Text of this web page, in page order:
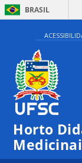
BRASIL
Horto